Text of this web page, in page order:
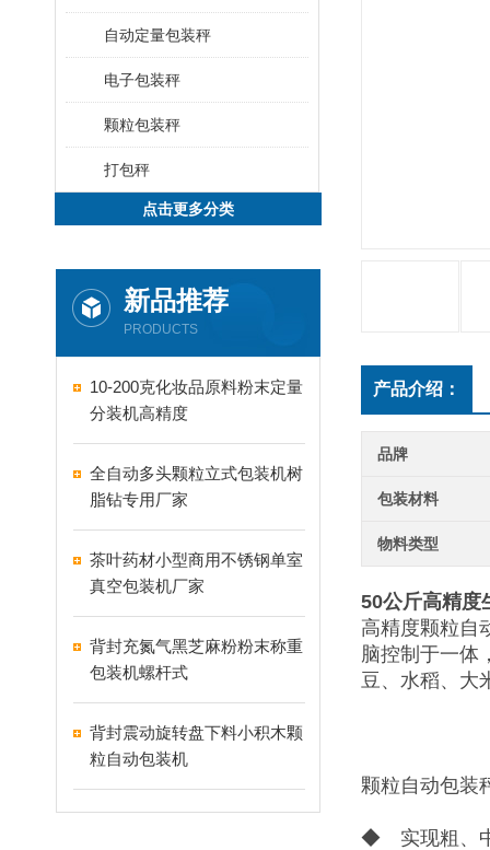
自动定量包装秤
电子包装秤
颗粒包装秤
打包秤
点击更多分类
新品推荐
PRODUCTS
10-200克化妆品原料粉末定量
分装机高精度
全自动多头颗粒立式包装机树
脂钻专用厂家
茶叶药材小型商用不锈钢单室
真空包装机厂家
背封充氮气黑芝麻粉粉末称重
包装机螺杆式
背封震动旋转盘下料小积木颗
粒自动包装机
产品介绍：
品牌
包装材料
物料类型
50公斤高精度
高精度颗粒自
脑控制于一体
豆、水稻、大
颗粒自动包装
◆ 实现粗、中